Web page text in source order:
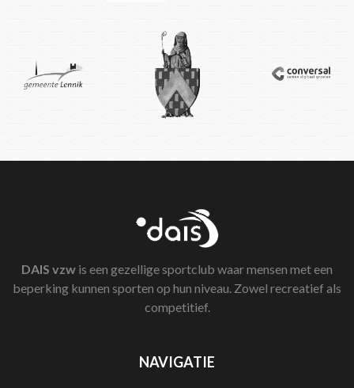
DAIS vzw is een gezellige sportclub waar mensen met een
beperking kunnen sporten op hun niveau. Zowel recreatief als
competitief.
NAVIGATIE